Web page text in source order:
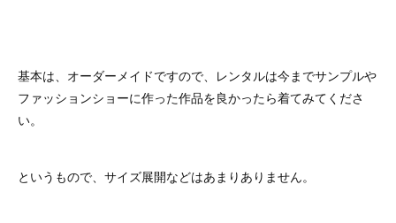
基本は、オーダーメイドですので、レンタルは今までサンプルや
ファッションショーに作った作品を良かったら着てみてくださ
い。
というもので、サイズ展開などはあまりありません。